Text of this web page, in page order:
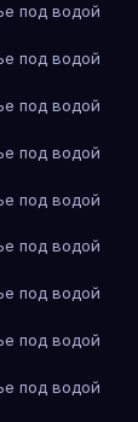
под водой
под водой
под водой
под водой
под водой
под водой
под водой
под водой
под водой